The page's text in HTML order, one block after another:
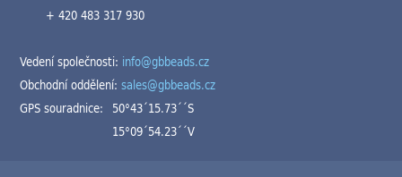
+ 420 483 317 930
Vedení společnosti: info@gbbeads.cz
Obchodní oddělení:sales@gbbeads.cz
GPS souradnice: 50°43´15.73´´S
15°09´54.23´´V